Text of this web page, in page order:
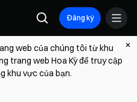
Đăng ký
web của chúng tôi từ khu
trang web Hoa Kỳ để truy cập
khu vực của bạn.